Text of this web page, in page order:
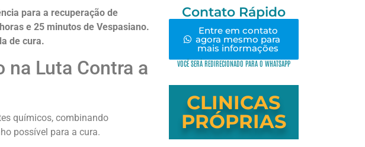
para a recuperação de
e 25 minutos de Vespasiano.
de cura.
na Luta Contra a
químicos, combinando
possível para a cura.
Contato Rápido
Entre em contato
agora mesmo para
mais informações
VOCÊ SERÁ REDIRECIONADO PARA O WHATSAPP
CLINICAS
PRÓPRIAS